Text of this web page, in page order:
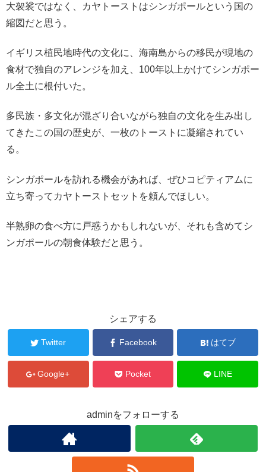
大袈裟ではなく、カヤトーストはシンガポールという国の
縮図だと思う。
イギリス植民地時代の文化に、海南島からの移民が現地の
食材で独自のアレンジを加え、100年以上かけてシンガポー
ル全土に根付いた。
多民族・多文化が混ざり合いながら独自の文化を生み出し
てきたこの国の歴史が、一枚のトーストに凝縮されてい
る。
シンガポールを訪れる機会があれば、ぜひコピティアムに
立ち寄ってカヤトーストセットを頼んでほしい。
半熟卵の食べ方に戸惑うかもしれないが、それも含めてシ
ンガポールの朝食体験だと思う。
シェアする
Twitter Facebook はてブ
Google+ Pocket LINE
adminをフォローする